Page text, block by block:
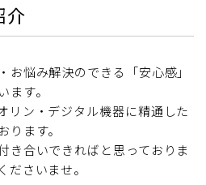
介
お悩み解決のできる「安心感」
ます。
リン・デジタル機器に精通した
ます。
き合いできればと思っておりま
ださいませ。